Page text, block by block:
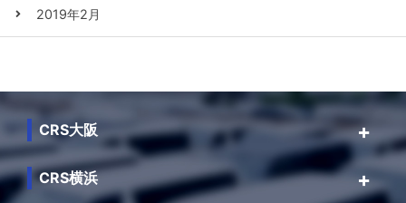
2019年2月
CRS大阪
CRS横浜